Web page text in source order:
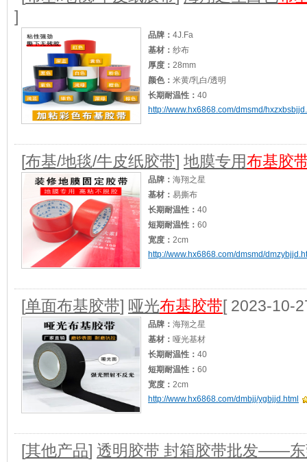
]
品牌： 4J.Fa
基材： 纱布
厚度： 28mm
颜色： 米黄/乳白/透明
长期耐温性： 40
短期耐温性：50
http://www.hx6868.com/dmsmd/
[布基/地毯/牛皮纸胶带] 地膜专用布基胶
品牌： 海翔之星
基材： 易撕布
长期耐温性： 40
短期耐温性： 60
宽度： 2cm
颜色：黄胶乳白透明
适用范围：重型包装/[查看]
http://www.hx6868.com/dmsmd/
[单面布基胶带] 哑光布基胶带[ 2023-10-
品牌： 海翔之星
基材： 哑光基材
长期耐温性： 40
短期耐温性： 60
宽度： 2cm
颜色：黄胶乳白透明
适用范围：摄影、摄像/[查看]
http://www.hx6868.com/dmbjj/ygbjjd.html
[其他产品] 透明胶带 封箱胶带批发——东